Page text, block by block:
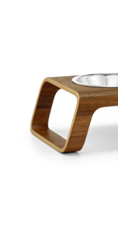
OUTLET
SKLADOVKY
BLOG
BARNABY